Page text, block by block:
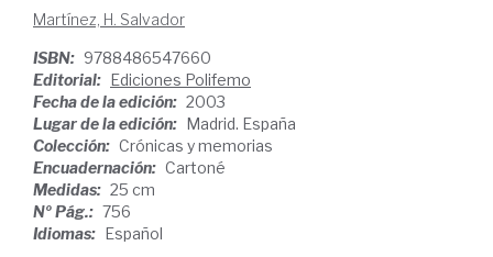
Martínez, H. Salvador
ISBN: 9788486547660
Editorial:
Ediciones Polifemo
Fecha de la edición: 2003
Lugar de la edición:
Madrid. España
Colección: Crónicas y memorias
Encuadernación: Cartoné
Medidas: 25 cm
Nº Pág.: 756
Idiomas:
Español